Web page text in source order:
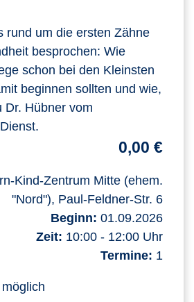
rund um die ersten Zähne
besprochen: Wie
schon bei den Kleinsten
beginnen sollten und wie,
Dr. Hübner vom
0,00 €
Kind-Zentrum Mitte (ehem.
"Nord"), Paul-Feldner-Str. 6
Beginn: 01.09.2026
Zeit: 10:00 - 12:00 Uhr
Termine: 1